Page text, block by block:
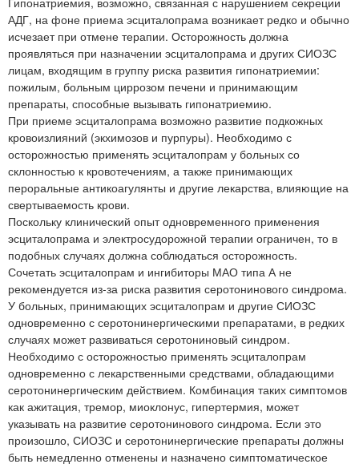
АДГ, на фоне приема эсциталопрама возникает редко и обычно
исчезает при отмене терапии. Осторожность должна
проявляться при назначении эсциталопрама и других СИОЗС
лицам, входящим в группу риска развития гипонатриемии:
пожилым, больным циррозом печени и принимающим
препараты, способные вызывать гипонатриемию.
При приеме эсциталопрама возможно развитие подкожных
кровоизлияний (экхимозов и пурпуры). Необходимо с
осторожностью применять эсциталопрам у больных со
склонностью к кровотечениям, а также принимающих
пероральные антикоагулянты и другие лекарства, влияющие на
свертываемость крови.
Поскольку клинический опыт одновременного применения
эсциталопрама и электросудорожной терапии ограничен, то в
подобных случаях должна соблюдаться осторожность.
Сочетать эсциталопрам и ингибиторы МАО типа А не
рекомендуется из-за риска развития серотонинового синдрома.
У больных, принимающих эсциталопрам и другие СИОЗС
одновременно с серотонинергическими препаратами, в редких
случаях может развиваться серотониновый синдром.
Необходимо с осторожностью применять эсциталопрам
одновременно с лекарственными средствами, обладающими
серотонинергическим действием. Комбинация таких симптомов
как ажитация, тремор, миоклонус, гипертермия, может
указывать на развитие серотонинового синдрома. Если это
произошло, СИОЗС и серотонинергические препараты должны
быть немедленно отменены и назначено симптоматическое